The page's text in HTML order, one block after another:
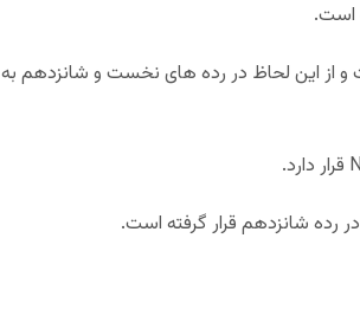
درصد پرتاب سه امتیازی داده است و از این لحاظ در رده های نخست و شانزدهم به